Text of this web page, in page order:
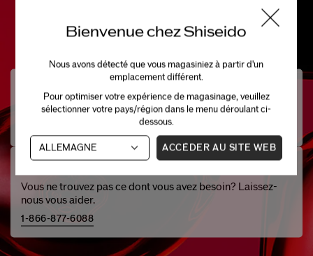
Besoin D'aide?
Clavardez avec l'un de nos spécialistes beauté.
CLAVARDAGE EN DIRECT (OFFLINE
Vous ne trouvez pas ce dont vous avez besoin? Laissez-
nous vous aider.
1-866-877-6088
Bienvenue chez Shiseido
Nous avons détecté que vous magasiniez à partir d'un
emplacement différent.
Pour optimiser votre expérience de magasinage, veuillez
sélectionner votre pays/région dans le menu déroulant ci-
dessous.
ACCÉDER AU SITE WEB